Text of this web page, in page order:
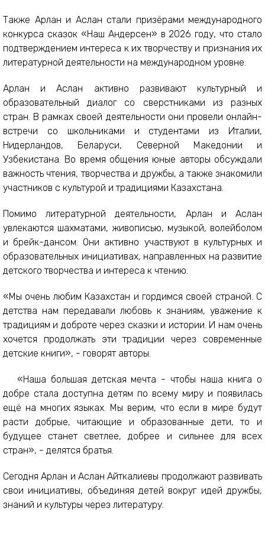
Также Арлан и Аслан стали призёрами международного
конкурса сказок «Наш Андерсен» в 2026 году, что стало
подтверждением интереса к их творчеству и признания их
литературной деятельности на международном уровне.
Арлан и Аслан активно развивают культурный и
образовательный диалог со сверстниками из разных
стран. В рамках своей деятельности они провели онлайн-
встречи со школьниками и студентами из Италии,
Нидерландов, Беларуси, Северной Македонии и
Узбекистана. Во время общения юные авторы обсуждали
важность чтения, творчества и дружбы, а также знакомили
участников с культурой и традициями Казахстана.
Помимо литературной деятельности, Арлан и Аслан
увлекаются шахматами, живописью, музыкой, волейболом
и брейк-дансом. Они активно участвуют в культурных и
образовательных инициативах, направленных на развитие
детского творчества и интереса к чтению.
«Мы очень любим Казахстан и гордимся своей страной. С
детства нам передавали любовь к знаниям, уважение к
традициям и доброте через сказки и истории. И нам очень
хочется продолжать эти традиции через современные
детские книги», - говорят авторы.
«Наша большая детская мечта - чтобы наша книга о
добре стала доступна детям по всему миру и появилась
ещё на многих языках. Мы верим, что если в мире будут
расти добрые, читающие и образованные дети, то и
будущее станет светлее, добрее и сильнее для всех
стран», - делятся братья.
Сегодня Арлан и Аслан Айткалиевы продолжают развивать
свои инициативы, объединяя детей вокруг идей дружбы,
знаний и культуры через литературу.